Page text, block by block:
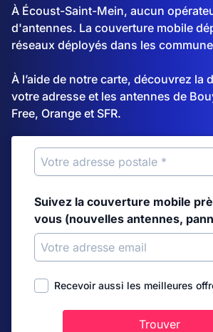
À Écoust-Saint-Mein, aucun
d'antennes. La couverture mobile
réseaux déployés dans les
À l’aide de notre carte, découvrez la
votre adresse et les antennes de
Free, Orange et SFR.
Suivez la couverture mobile
vous (nouvelles antennes,
Recevoir aussi les meilleures
Trouver